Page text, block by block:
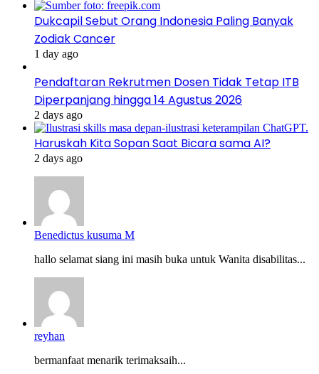
Dukcapil Sebut Orang Indonesia Paling Banyak
Zodiak Cancer
1 day ago
Pendaftaran Rekrutmen Dosen Tidak Tetap ITB
Diperpanjang hingga 14 Agustus 2026
2 days ago
Haruskah Kita Sopan Saat Bicara sama AI?
2 days ago
Benedictus kusuma M
hallo selamat siang ini masih buka untuk Wanita disabilitas...
reyhan
bermanfaat menarik terimaksaih...